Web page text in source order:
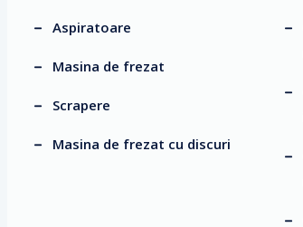
Aspiratoare
Masina de frezat
Scrapere
Masina de frezat cu discuri